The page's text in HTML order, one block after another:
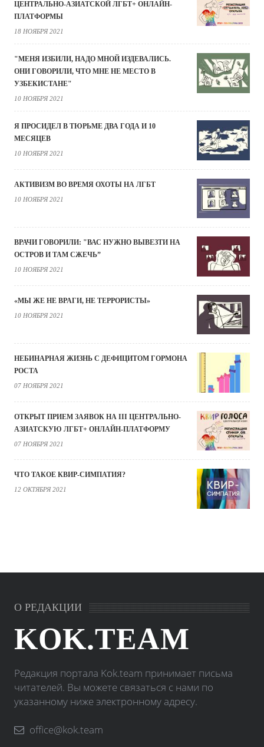
ЦЕНТРАЛЬНО-АЗИАТСКОЙ ЛГБТ+ ОНЛАЙН-
ПЛАТФОРМЫ
18 НОЯБРЯ 2021
"МЕНЯ ИЗБИЛИ, НАДО МНОЙ ИЗДЕВАЛИСЬ.
ОНИ ГОВОРИЛИ, ЧТО МНЕ НЕ МЕСТО В
УЗБЕКИСТАНЕ"
10 НОЯБРЯ 2021
Я ПРОСИДЕЛ В ТЮРЬМЕ ДВА ГОДА И 10
МЕСЯЦЕВ
10 НОЯБРЯ 2021
АКТИВИЗМ ВО ВРЕМЯ ОХОТЫ НА ЛГБТ
10 НОЯБРЯ 2021
ВРАЧИ ГОВОРИЛИ: "ВАС НУЖНО ВЫВЕЗТИ НА
ОСТРОВ И ТАМ СЖЕЧЬ”
10 НОЯБРЯ 2021
«МЫ ЖЕ НЕ ВРАГИ, НЕ ТЕРРОРИСТЫ»
10 НОЯБРЯ 2021
НЕБИНАРНАЯ ЖИЗНЬ С ДЕФИЦИТОМ ГОРМОНА
РОСТА
07 НОЯБРЯ 2021
ОТКРЫТ ПРИЕМ ЗАЯВОК НА III ЦЕНТРАЛЬНО-
АЗИАТСКУЮ ЛГБТ+ ОНЛАЙН-ПЛАТФОРМУ
07 НОЯБРЯ 2021
ЧТО ТАКОЕ КВИР-СИМПАТИЯ?
12 ОКТЯБРЯ 2021
О РЕДАКЦИИ
KOK.TEAM
Редакция портала Kok.team принимает письма
читателей. Вы можете связаться с нами по
указанному ниже электронному адресу.
office@kok.team